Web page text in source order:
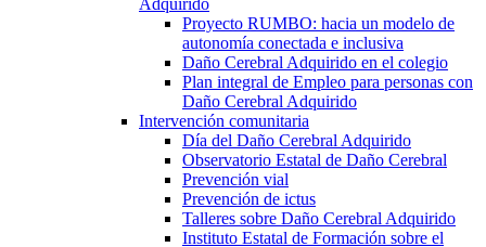
Adquirido
Proyecto RUMBO: hacia un modelo de
autonomía conectada e inclusiva
Daño Cerebral Adquirido en el colegio
Plan integral de Empleo para personas con
Daño Cerebral Adquirido
Intervención comunitaria
Día del Daño Cerebral Adquirido
Observatorio Estatal de Daño Cerebral
Prevención vial
Prevención de ictus
Talleres sobre Daño Cerebral Adquirido
Instituto Estatal de Formación sobre el